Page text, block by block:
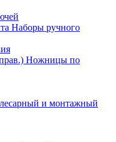
Наборы ручного
Ножницы по
и монтажный